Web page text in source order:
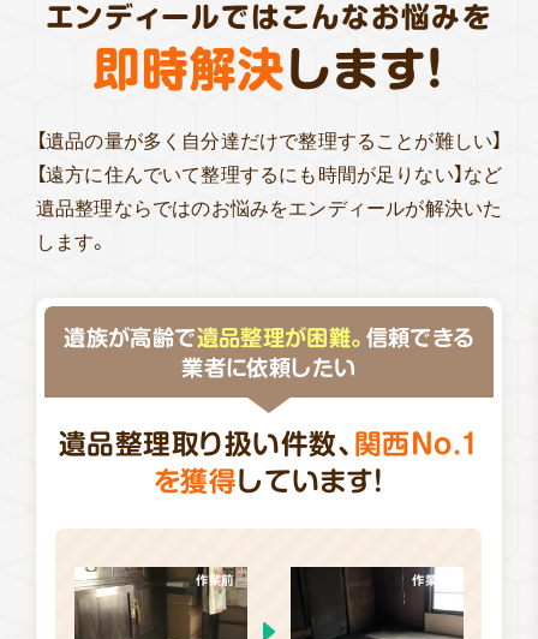
エンディールではこんなお悩みを
即時解決します!
【遺品の量が多く自分達だけで整理することが難しい】
【遠方に住んでいて整理するにも時間が足りない】など
遺品整理ならではのお悩みをエンディールが解決いた
します。
遺族が高齢で遺品整理が困難。 信頼できる
業者に依頼したい
遺品整理取り扱い件数、 関西No.1
を獲得しています!
作業前 作業後